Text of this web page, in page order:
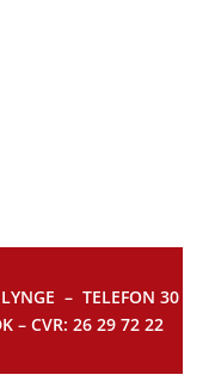
– TELEFON 30
– CVR: 26 29 72 22